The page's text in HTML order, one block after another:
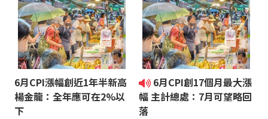
6月CPI漲幅創近1年半新高
楊金龍：全年應可在2%以
下
6月CPI創17個月最大漲
幅 主計總處：7月可望略回
落